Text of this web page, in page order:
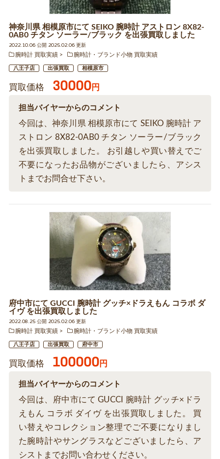
神奈川県 相模原市にて SEIKO 腕時計 アストロン 8X82-
0AB0 チタン ソーラー/ブラック を出張買取しました
2022.10.06 公開 2025.02.06 更新
腕時計 買取実績
腕時計・ブランド小物 買取実績
八王子店 出張買取 相模原市
買取価格 30000円
担当バイヤーからのコメント
今回は、神奈川県 相模原市にて SEIKO 腕時計 ア
ストロン 8X82-0AB0 チタン ソーラー/ブラック
を出張買取しました。 お引越しや買い替えでご
不要になったお品物がございましたら、アシス
トまでお問合せ下さい。
府中市にて GUCCI 腕時計 グッチ×ドラえもん コラボ ダ
イヴ を出張買取しました
2022.08.25 公開 2025.02.06 更新
腕時計 買取実績
腕時計・ブランド小物 買取実績
八王子店 出張買取 府中市
買取価格 100000円
担当バイヤーからのコメント
今回は、府中市にて GUCCI 腕時計 グッチ×ドラ
えもん コラボ ダイヴ を出張買取しました。 買
い替えやコレクション整理でご不要になりまし
た腕時計やサングラスなどございましたら、ア
シストまでお問い合わせください。